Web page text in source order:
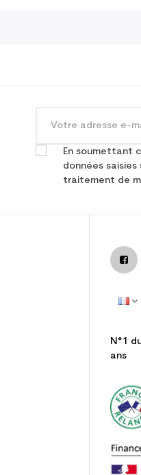
En soumettant
données
traitement de
N°1
ans